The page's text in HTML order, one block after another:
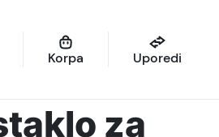
Korpa Uporedi
za